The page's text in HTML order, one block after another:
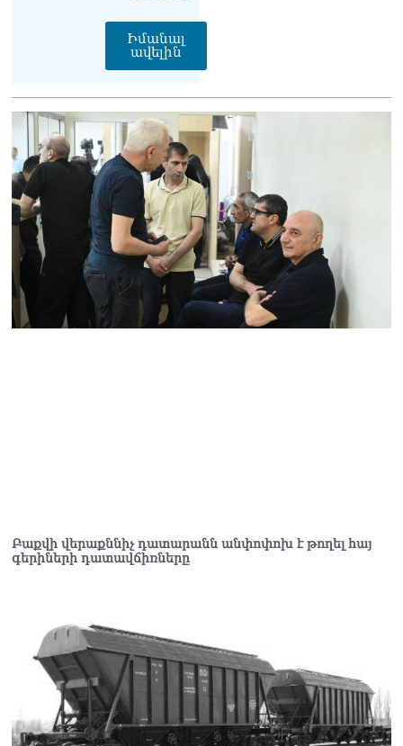
Իմանալ
ավելին
Բաքվի վերաքննիչ դատարանն անփոփոխ է թողել հայ
գերիների դատավճիռները